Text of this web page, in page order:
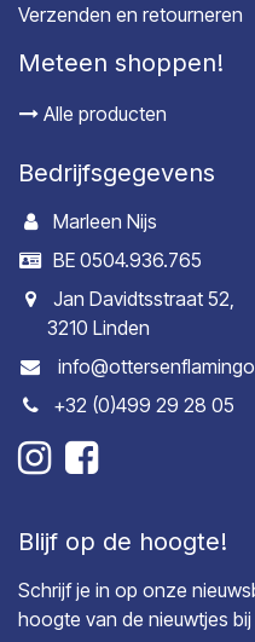
Verzenden en retourneren
Meteen shoppen!
Alle producten
Bedrijfsgegevens
Marleen Nijs
BE 0504.936.765
Jan Davidtsstraat 52,
3210 Linden
+32 (0)499 29 28 05
Blijf op de hoogte!
Schrijf je in op onze
hoogte van de nieuwtjes